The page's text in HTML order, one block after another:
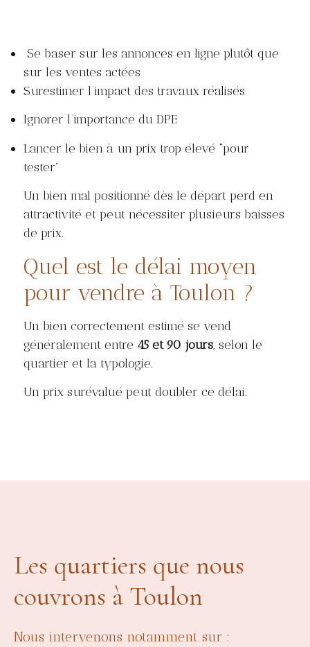
Se baser sur les annonces en ligne plutôt que
sur les ventes actées
Surestimer l’impact des travaux réalisés
Ignorer l’importance du DPE
Lancer le bien à un prix trop élevé “pour
tester”
Un bien mal positionné dès le départ perd en
attractivité et peut nécessiter plusieurs baisses
de prix.
Quel est le délai moyen
pour vendre à Toulon ?
Un bien correctement estimé se vend
généralement entre 45 et 90 jours, selon le
quartier et la typologie.
Un prix surévalué peut doubler ce délai.
Les quartiers que nous
couvrons à Toulon
Nous intervenons notamment sur :